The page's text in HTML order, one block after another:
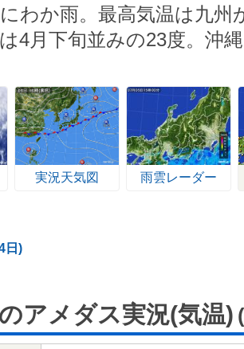
わか雨。最高気温は九州
4月下旬並みの23度。沖
実況天気図 雨雲レーダー
日)
アメダス実況(気温)